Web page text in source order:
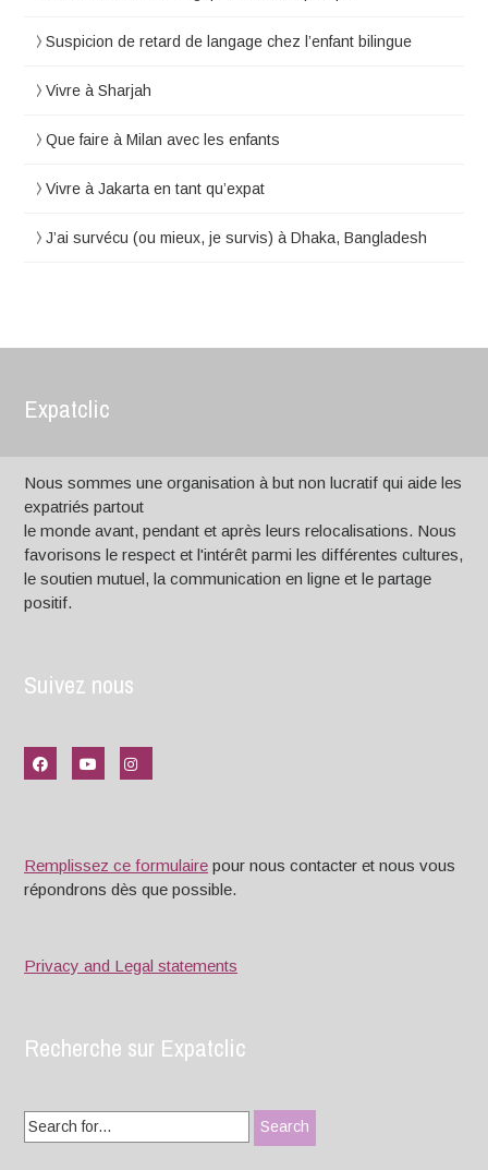
Suspicion de retard de langage chez l’enfant bilingue
Vivre à Sharjah
Que faire à Milan avec les enfants
Vivre à Jakarta en tant qu’expat
J’ai survécu (ou mieux, je survis) à Dhaka, Bangladesh
Expatclic
Nous sommes une organisation à but non lucratif qui aide les
expatriés partout
le monde avant, pendant et après leurs relocalisations. Nous
favorisons le respect et l'intérêt parmi les différentes cultures,
le soutien mutuel, la communication en ligne et le partage
positif.
Suivez nous
Remplissez ce formulaire pour nous contacter et nous vous
répondrons dès que possible.
Privacy and Legal statements
Recherche sur Expatclic
Search
for: